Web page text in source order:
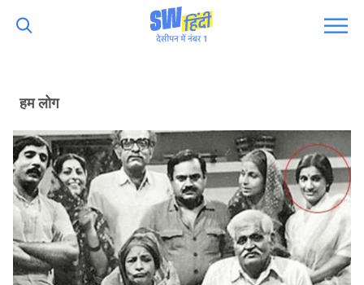
हम लोग